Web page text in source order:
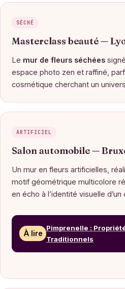
SÉCHÉ
Masterclass beauté —
Le mur de fleurs séchées
espace photo zen et raffiné,
cosmétique cherchant un
ARTIFICIEL
Salon automobile —
Un mur en fleurs artificielles,
motif géométrique multicolore
en écho à l’identité visuelle
À lire
Pimprenelle :
Traditionnels